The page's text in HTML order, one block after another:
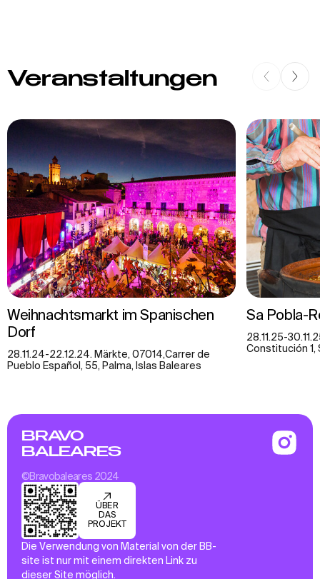
Veranstaltungen
Weihnachtsmarkt im Spanischen
Dorf
28.11.24-22.12.24. Märkte, 07014,Carrer de
Pueblo Español, 55, Palma, Islas Baleares
Sa Pobla-
28.11.25-
Constitución 1,
BRAVO
BALEARES
©Bravobaleares 2024
ÜBER
DAS
PROJEKT
Die Verwendung von Material von der BB-
site ist nur mit einem direkten Link zu
dieser Site möglich.